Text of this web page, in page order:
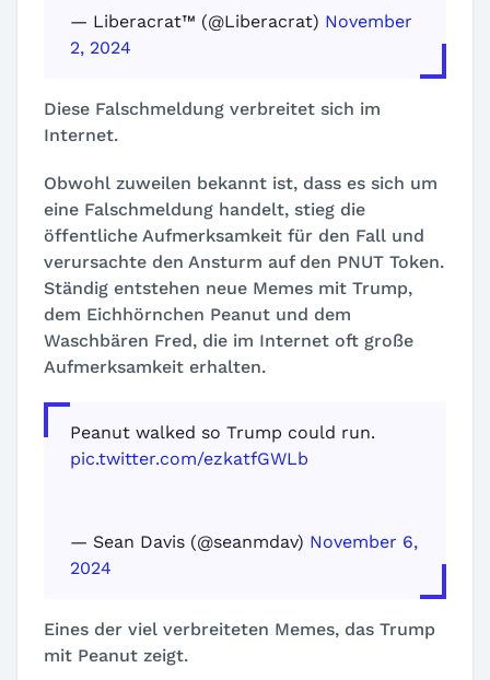
— Liberacrat™️ (@Liberacrat) November
2, 2024
Diese Falschmeldung verbreitet sich im
Internet.
Obwohl zuweilen bekannt ist, dass es sich um
eine Falschmeldung handelt, stieg die
öffentliche Aufmerksamkeit für den Fall und
verursachte den Ansturm auf den PNUT Token.
Ständig entstehen neue Memes mit Trump,
dem Eichhörnchen Peanut und dem
Waschbären Fred, die im Internet oft große
Aufmerksamkeit erhalten.
Peanut walked so Trump could run.
pic.twitter.com/ezkatfGWLb
— Sean Davis (@seanmdav) November 6,
2024
Eines der viel verbreiteten Memes, das Trump
mit Peanut zeigt.